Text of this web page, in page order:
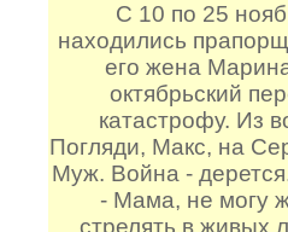
С 10 по 25
находились
его жена
октябрьский
катастрофу. Из
Погляди, Макс, на
Муж. Война -
- Мама, не могу
стрелять в живых